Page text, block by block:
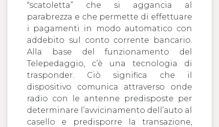
“scatoletta” che si aggancia al
parabrezza e che permette di effettuare
i pagamenti in modo automatico con
addebito sul conto corrente bancario.
Alla base del funzionamento del
Telepedaggio, c’è una tecnologia di
trasponder. Ciò significa che il
dispositivo comunica attraverso onde
radio con le antenne predisposte per
determinare l’avvicinamento dell’auto al
casello e predisporre la transazione,